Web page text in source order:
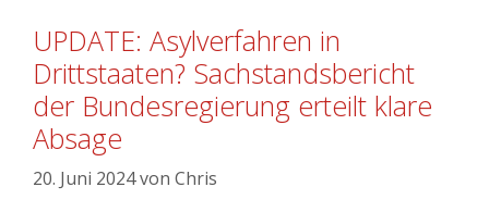
UPDATE: Asylverfahren in
Drittstaaten? Sachstandsbericht
der Bundesregierung erteilt klare
Absage
20. Juni 2024von Chris